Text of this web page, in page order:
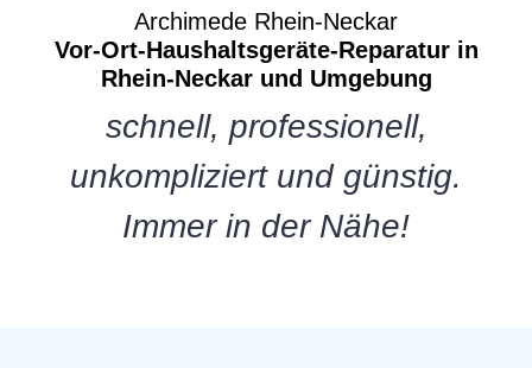
Archimede Rhein-Neckar
Vor-Ort-Haushaltsgeräte-Reparatur in
Rhein-Neckar und Umgebung
schnell, professionell,
unkompliziert und günstig.
Immer in der Nähe!